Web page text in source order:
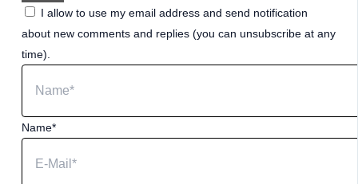
I allow to use my email address and send notification
about new comments and replies (you can unsubscribe at any
time).
Name*